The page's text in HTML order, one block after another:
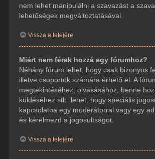
nem lehet manipulálni a szavazást a
lehetőségek megváltoztatásával.
Vissza a tetejére
Miért nem férek hozzá egy fórumhoz?
Néhány fórum lehet, hogy csak bizonyos
illetve csoportok számára érhető el. A
megtekintéséhez, olvasásához, benne
küldéséhez stb. lehet, hogy speciális
kapcsolatba egy moderátorral vagy egy
és kérelmezd a jogosultságot.
Vissza a tetejére